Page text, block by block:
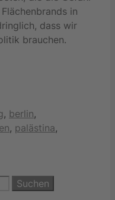
in
dass wir
brauchen.
, berlin,
, palästina,